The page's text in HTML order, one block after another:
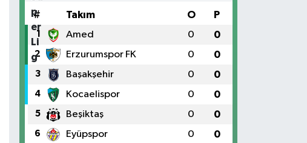
# Takım O P
1 Amed 0 0
2 Erzurumspor FK 0 0
3 Başakşehir 0 0
4 Kocaelispor 0 0
5 Beşiktaş 0 0
6 Eyüpspor 0 0